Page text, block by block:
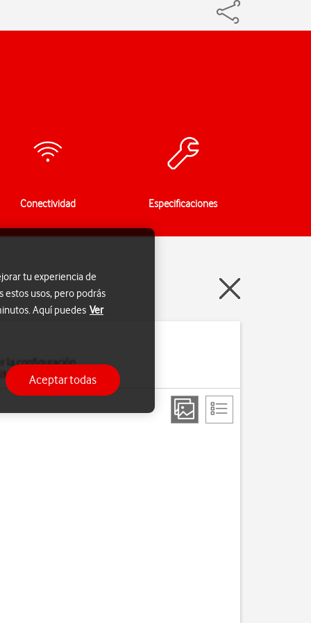
Conectividad Especificaciones
la configuración
tu experiencia de
estos usos, pero podrás
Aquí puedes Ver
Aceptar todas